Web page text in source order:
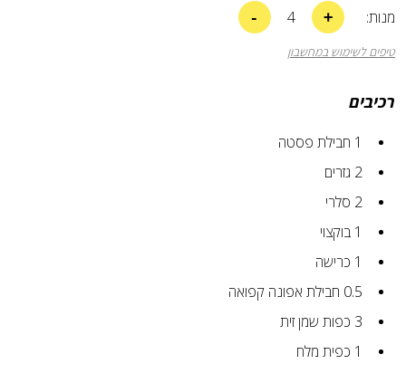
מנות: +
4
-
טיפים לשימוש במחשבון
רכיבים
1 חבילת פסטה
2 גזרים
2 סלרי
1 בוקצוי
1 כרישה
0.5 חבילת אפונה קפואה
3 כפות שמן זית
1 כפית מלח